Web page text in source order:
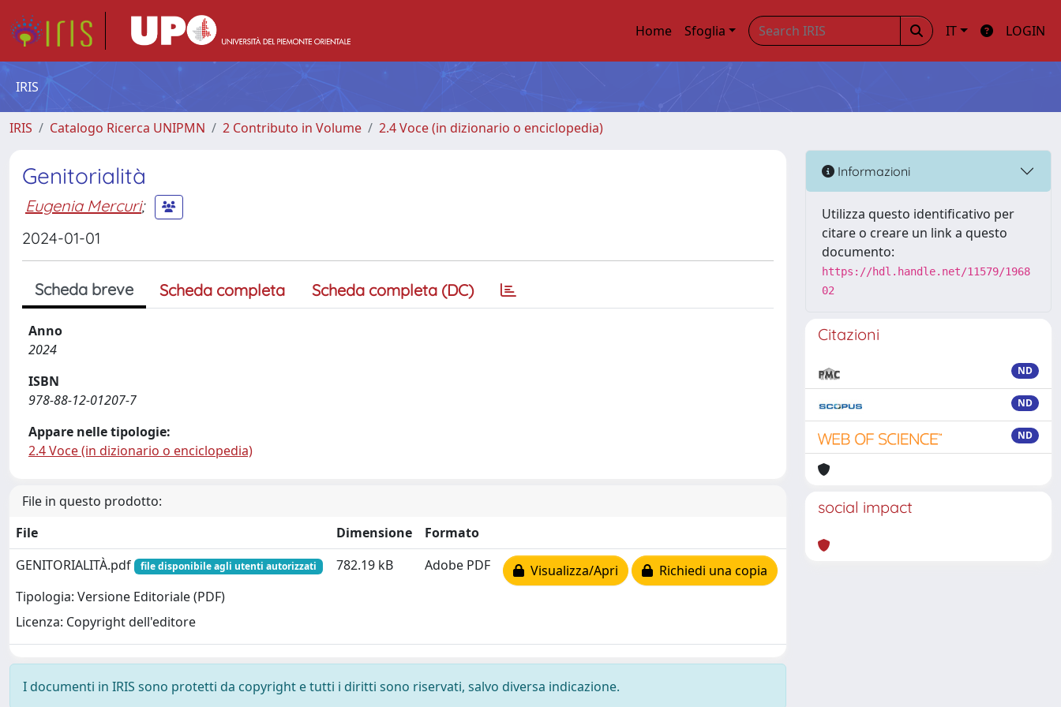
Home Sfoglia IT LOGIN
IRIS
IRIS Catalogo Ricerca UNIPMN 2 Contributo in Volume 2.4 Voce (in dizionario o enciclopedia)
Genitorialità
Eugenia Mercuri;
2024-01-01
Scheda breve Scheda completa Scheda completa (DC)
Anno
2024
ISBN
978-88-12-01207-7
Appare nelle tipologie:
2.4 Voce (in dizionario o enciclopedia)
File in questo prodotto:
File
Dimensione
Formato
GENITORIALITÀ.pdf
file disponibile agli utenti autorizzati
Tipologia: Versione Editoriale (PDF)
Licenza: Copyright dell'editore
782.19 kB Adobe PDF Visualizza/Apri Richiedi una copia
I documenti in IRIS sono protetti da copyright e tutti i diritti sono riservati, salvo diversa indicazione.
Informazioni
Utilizza questo identificativo per
citare o creare un link a questo
documento:
https://hdl.handle.net/11579/1968
02
Citazioni
ND
ND
ND
social impact